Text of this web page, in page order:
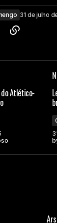
31 de julho
do Atlético-